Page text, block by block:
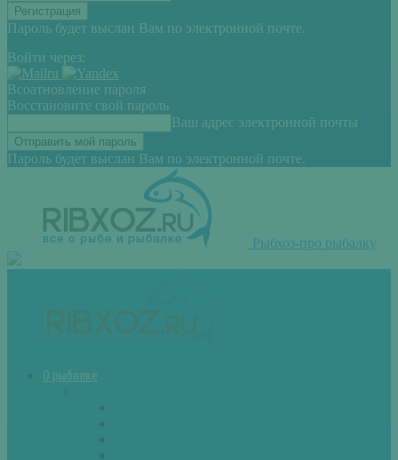
Пароль будет выслан Вам по электронной почте.
Войти через:
Всоатновление пароля
Восстановите свой пароль
Ваш адрес электронной почты
Пароль будет выслан Вам по электронной почте.
Рыбхоз-про рыбалку
О рыбалке